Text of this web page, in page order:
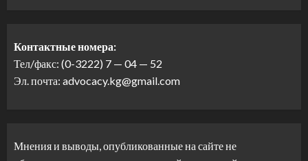
Контактные номера:
Тел/факс: (0-3222) 7 — 04 — 52
Эл. почта: advocacy.kg@gmail.com
Мнения и выводы, опубликованные на сайте не